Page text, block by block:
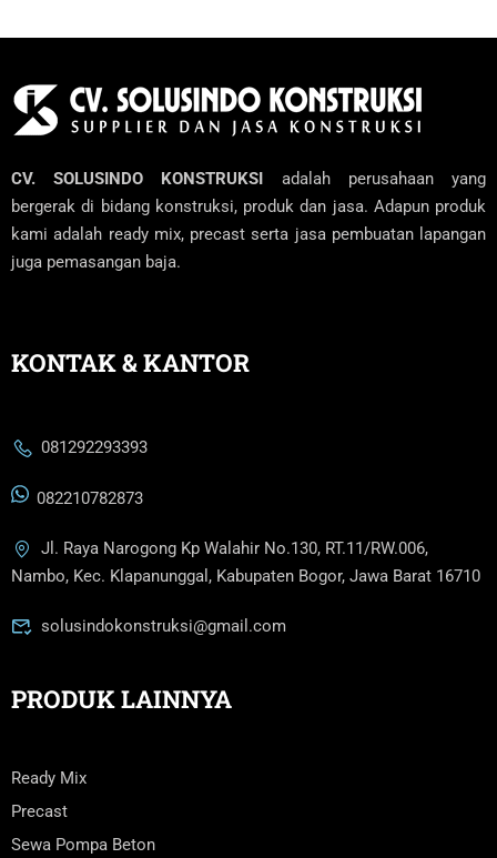
CV. SOLUSINDO KONSTRUKSI adalah perusahaan yang
bergerak di bidang konstruksi, produk dan jasa. Adapun produk
kami adalah ready mix, precast serta jasa pembuatan lapangan
juga pemasangan baja.
KONTAK & KANTOR
081292293393
082210782873
Jl. Raya Narogong Kp Walahir No.130, RT.11/RW.006,
Nambo, Kec. Klapanunggal, Kabupaten Bogor, Jawa Barat 16710
solusindokonstruksi@gmail.com
PRODUK LAINNYA
Ready Mix
Precast
Sewa Pompa Beton